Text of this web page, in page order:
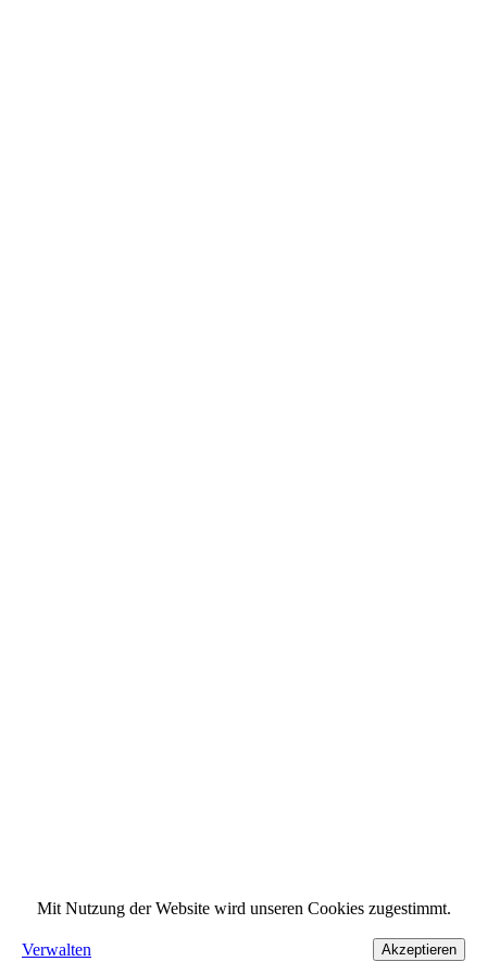
Mit Nutzung der Website wird unseren Cookies zugestimmt.
Verwalten Akzeptieren